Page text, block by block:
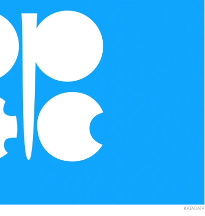
KATADATA